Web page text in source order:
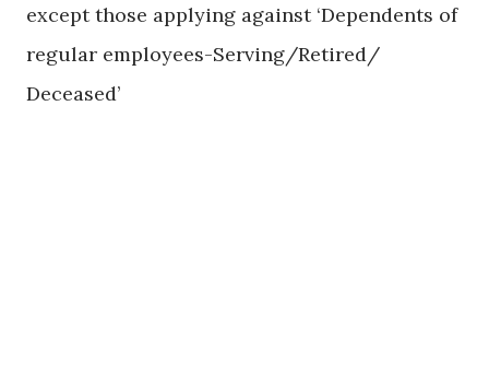
except those applying against ‘Dependents of
regular employees-Serving/Retired/
Deceased’